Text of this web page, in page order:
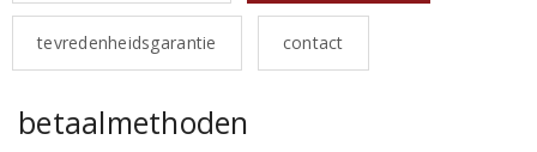
tevredenheidsgarantie contact
betaalmethoden